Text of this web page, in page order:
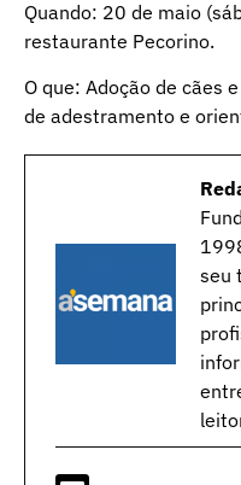
Quando: 20 de maio
restaurante Pecorino.
O que: Adoção de cães
de adestramento e
seu